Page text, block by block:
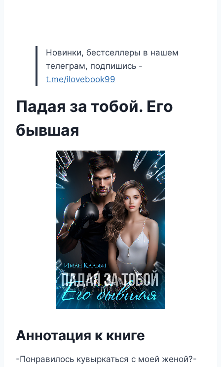
Новинки, бестселлеры в нашем
телеграм, подпишись -
t.me/ilovebook99
Падая за тобой. Его
бывшая
Аннотация к книге
-Понравилось кувыркаться с моей женой?-